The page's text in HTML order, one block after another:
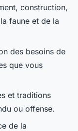
construction,
faune et de la
des besoins de
que vous
et traditions
ou offense.
de la